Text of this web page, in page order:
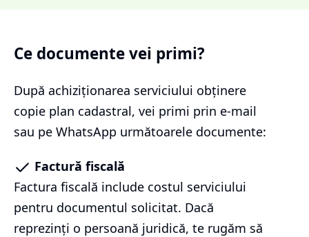
Ce documente vei primi?
După achiziționarea serviciului obținere
copie plan cadastral, vei primi prin e-mail
sau pe WhatsApp următoarele documente:
Factură fiscală
Factura fiscală include costul serviciului
pentru documentul solicitat. Dacă
reprezinți o persoană juridică, te rugăm să